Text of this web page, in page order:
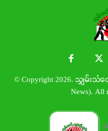
© Copyright 2026. သျှမ်းသံ
News). All